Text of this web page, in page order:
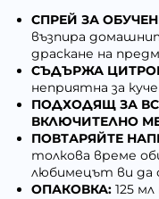
СПРЕЙ ЗА
възпира
драскане на
СЪДЪРЖА
неприятна за
ПОДХОДЯЩ ЗА
ВКЛЮЧИТЕЛНО
ПОВТАРЯЙТЕ
толкова време
любимецът ви да
ОПАКОВКА: 125 мл